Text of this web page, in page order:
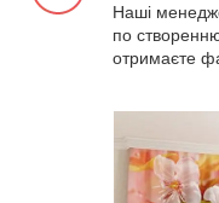
Наші
по
отримаєте